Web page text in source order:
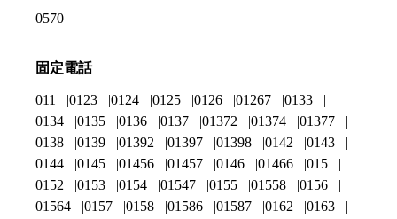
0570
固定電話
011 0123 0124 0125 0126 01267
0133
0134
0135 0136 0137 01372 01374
01377
0138
0139 01392 01397 01398 0142
0143
0144
0145 01456 01457 0146 01466
015
0152
0153 0154 01547 0155 01558
0156
01564
0157 0158 01586 01587 0162 0163